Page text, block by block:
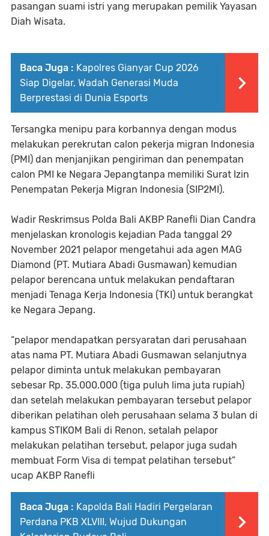
pasangan suami istri yang merupakan pemilik Yayasan
Diah Wisata.
Baca Juga : Kapolres Gianyar Cup 2026
Siap Digelar, Wadah Generasi Muda
Berprestasi di Dunia Esports
Tersangka menipu para korbannya dengan modus
melakukan perekrutan calon pekerja migran Indonesia
(PMI) dan menjanjikan pengiriman dan penempatan
calon PMI ke Negara Jepangtanpa memiliki Surat Izin
Penempatan Pekerja Migran Indonesia (SIP2MI).
Wadir Reskrimsus Polda Bali AKBP Ranefli Dian Candra
menjelaskan kronologis kejadian Pada tanggal 29
November 2021 pelapor mengetahui ada agen MAG
Diamond (PT. Mutiara Abadi Gusmawan) kemudian
pelapor berencana untuk melakukan pendaftaran
menjadi Tenaga Kerja Indonesia (TKI) untuk berangkat
ke Negara Jepang.
“pelapor mendapatkan persyaratan dari perusahaan
atas nama PT. Mutiara Abadi Gusmawan selanjutnya
pelapor diminta untuk melakukan pembayaran
sebesar Rp. 35.000.000 (tiga puluh lima juta rupiah)
dan setelah melakukan pembayaran tersebut pelapor
diberikan pelatihan oleh perusahaan selama 3 bulan di
kampus STIKOM Bali di Renon, setalah pelapor
melakukan pelatihan tersebut, pelapor juga sudah
membuat Form Visa di tempat pelatihan tersebut”
ucap AKBP Ranefli
Baca Juga : Kapolda Bali Hadiri Pergelaran
Perdana PKB XLVIII, Wujud Dukungan